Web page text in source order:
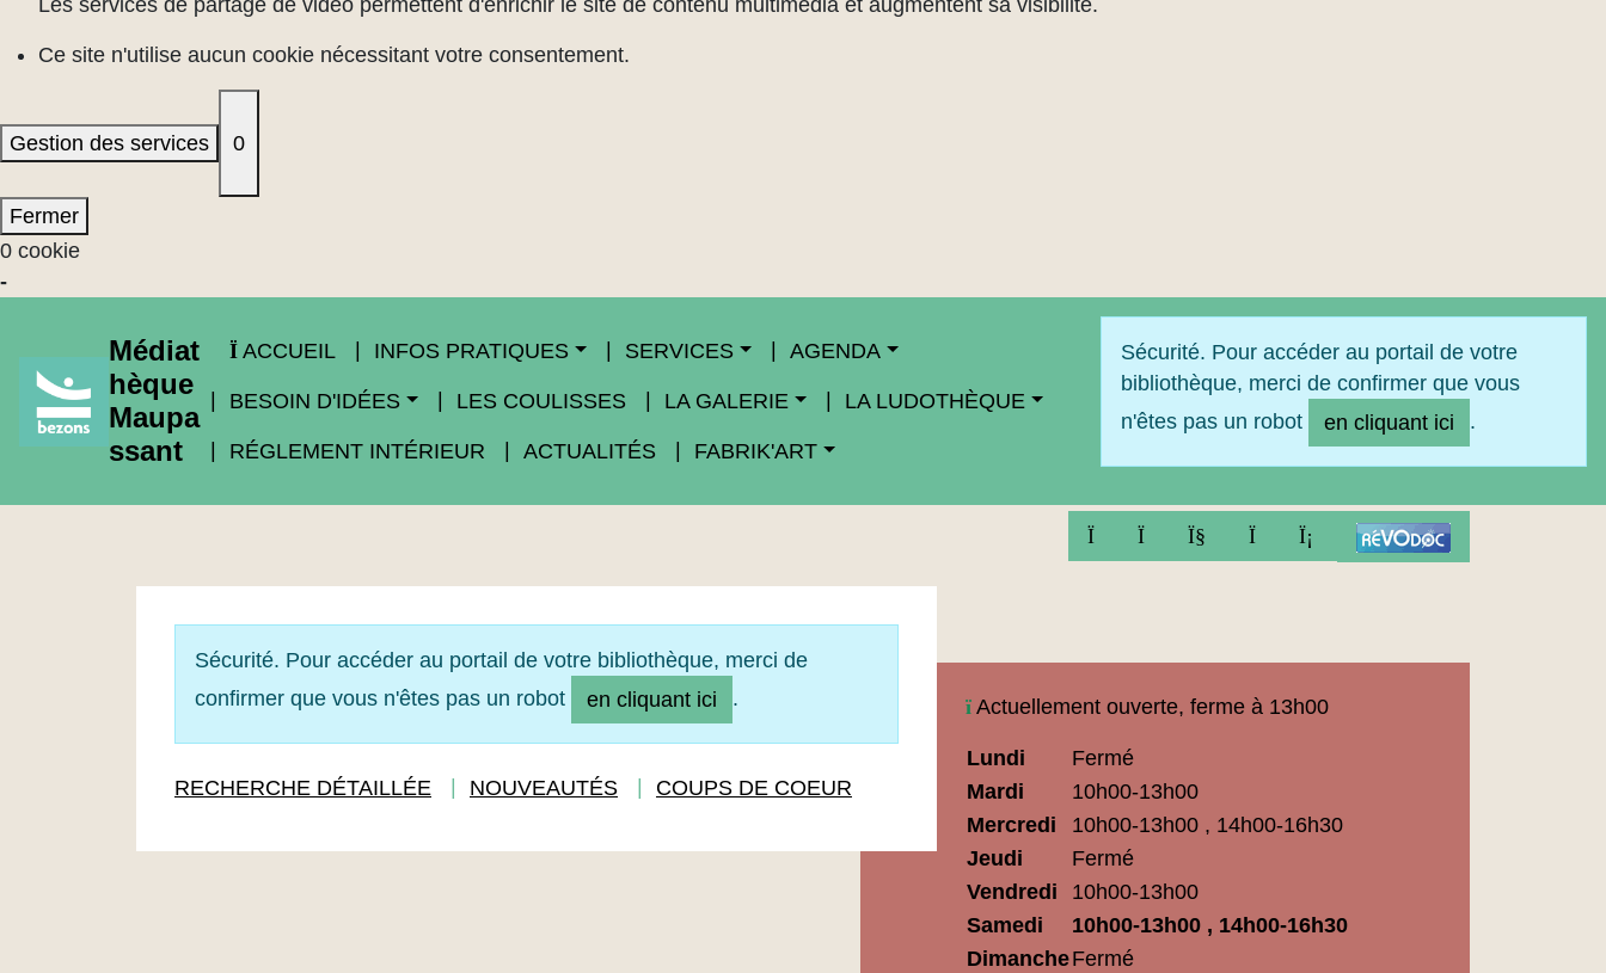
Les services de partage de vidéo permettent d'enrichir le site de contenu multimédia et augmentent sa visibilité.
Ce site n'utilise aucun cookie nécessitant votre consentement.
Gestion des services 0
Fermer
0 cookie
-
Médiat
hèque
Maupa
ssant
ACCUEIL INFOS PRATIQUES SERVICES AGENDA
BESOIN D'IDÉES LES COULISSES LA GALERIE LA LUDOTHÈQUE
RÉGLEMENT INTÉRIEUR ACTUALITÉS FABRIK'ART
Sécurité. Pour accéder au portail de votre
bibliothèque, merci de confirmer que vous
n'êtes pas un robot
en cliquant ici .
FACEBOOK
TWITTERYOUTUBEINSTAGRAM
LINKEDIN
Sécurité. Pour accéder au portail de votre bibliothèque, merci de
confirmer que vous n'êtes pas un robot
en cliquant ici .
RECHERCHE DÉTAILLÉE NOUVEAUTÉS COUPS DE COEUR
Actuellement ouverte, ferme à 13h00
Horaires
Médiathèque
Maupassant
Lundi
Fermé
Mardi
10h00-13h00
Mercredi
10h00-13h00 , 14h00-16h30
Jeudi
Fermé
Vendredi
10h00-13h00
Samedi
10h00-13h00 , 14h00-16h30
DimancheFermé